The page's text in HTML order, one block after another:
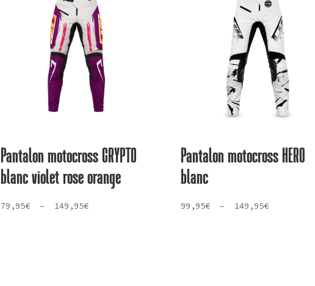
149,95€
Pantalon motocross CRYPTO
blanc violet rose orange
79,95€ – 149,95€Plage
Pantalon motocross HERO
blanc
99,95€ – 149,95€Plage